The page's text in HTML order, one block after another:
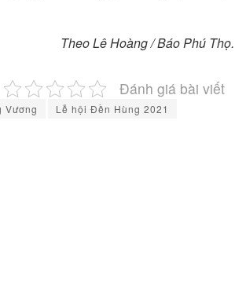
Theo Lê Hoàng / Báo Phú Thọ.
Đánh giá bài viết
Vương Lễ hội Đền Hùng 2021